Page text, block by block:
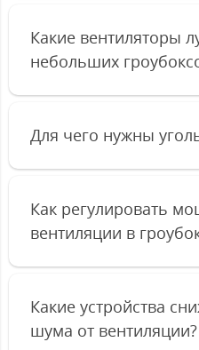
Какие вентиляторы
небольших
Для чего нужны
Как регулировать
вентиляции в
Какие устройства
шума от вентиляции?